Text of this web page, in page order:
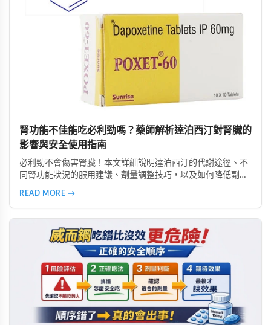
腎功能不佳能吃必利勁嗎？藥師解析達泊西汀對腎臟的
影響與安全使用指南
必利勁不會傷害腎臟！本文詳細說明達泊西汀的代謝途徑、不
同腎功能狀況的服用建議、劑量調整技巧，以及如何降低副作
READ MORE →